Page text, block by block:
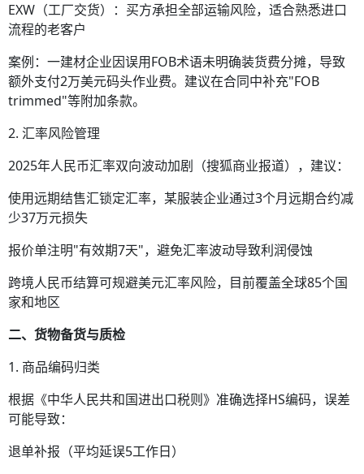
EXW（工厂交货）：买方承担全部运输风险，适合熟悉进口
流程的老客户
案例：一建材企业因误用FOB术语未明确装货费分摊，导致
额外支付2万美元码头作业费。建议在合同中补充"FOB
trimmed"等附加条款。
2. 汇率风险管理
2025年人民币汇率双向波动加剧（搜狐商业报道），建议：
使用远期结售汇锁定汇率，某服装企业通过3个月远期合约减
少37万元损失
报价单注明"有效期7天"，避免汇率波动导致利润侵蚀
跨境人民币结算可规避美元汇率风险，目前覆盖全球85个国
家和地区
二、货物备货与质检
1. 商品编码归类
根据《中华人民共和国进出口税则》准确选择HS编码，误差
可能导致：
退单补报（平均延误5工作日）